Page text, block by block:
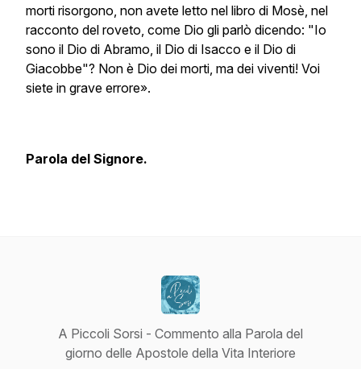
morti risorgono, non avete letto nel libro di Mosè, nel
racconto del roveto, come Dio gli parlò dicendo: "Io
sono il Dio di Abramo, il Dio di Isacco e il Dio di
Giacobbe"? Non è Dio dei morti, ma dei viventi! Voi
siete in grave errore».
Parola del Signore.
A Piccoli Sorsi - Commento alla Parola del
giorno delle Apostole della Vita Interiore